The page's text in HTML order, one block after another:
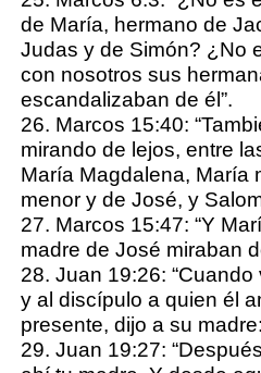
de María, hermano de
Judas y de Simón? ¿No
con nosotros sus
escandalizaban de él”.
26. Marcos 15:40:
mirando de lejos, entre
María Magdalena, María
menor y de José, y
27. Marcos 15:47: “Y
madre de José miraban
28. Juan 19:26:
y al discípulo a quien él
presente, dijo a su
29. Juan 19:27: